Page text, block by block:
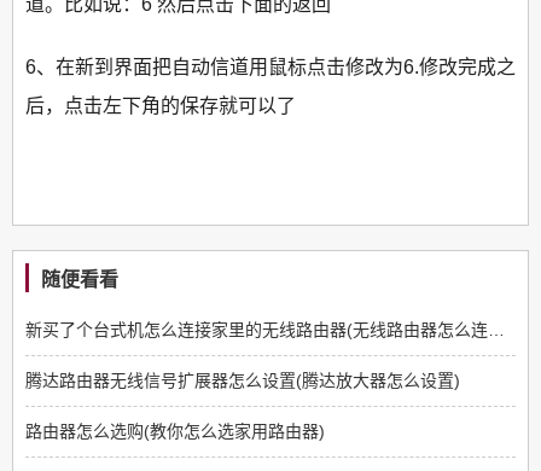
道。比如说：6 然后点击下面的返回
6、在新到界面把自动信道用鼠标点击修改为6.修改完成之
后，点击左下角的保存就可以了
随便看看
腾达路由器无线信号扩展器怎么设置(腾达放大器怎么设置)
路由器怎么选购(教你怎么选家用路由器)